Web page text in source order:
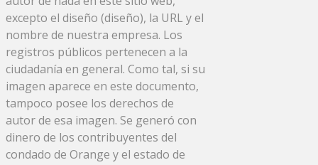
excepto el diseño (diseño), la URL y el
nombre de nuestra empresa. Los
registros públicos pertenecen a la
ciudadanía en general. Como tal, si su
imagen aparece en este documento,
tampoco posee los derechos de
autor de esa imagen. Se generó con
dinero de los contribuyentes del
condado de Orange y el estado de